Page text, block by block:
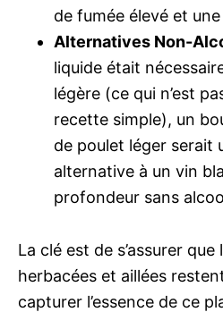
de fumée élevé et
Alternatives Non-
liquide était
légère (ce qui n’est
recette simple), un
de poulet léger serait
alternative à un vin
profondeur sans
La clé est de s’assurer
herbacées et aillées
capturer l’essence de ce